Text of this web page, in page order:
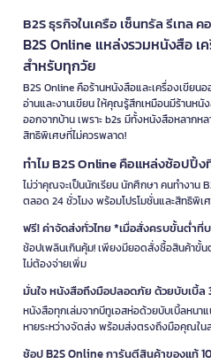
B2S ธุรกิจในเครือ เซ็นทรัล รีเทล
B2S Online แหล่งรวมหนังสือ เ
สำหรับทุกวัย
B2S Online คือร้านหนังสือและเครื่องเขียน
อ่านและงานเขียน ให้คุณรู้สึกเหมือนมีร้านหนั
ออกจากบ้าน เพราะ b2s มีทั้งหนังสือหลาก
สิทธิพิเศษที่ไม่ควรพลาด!
ทำไม B2S Online คือแหล่งช้อปปิ้
ไม่ว่าคุณจะเป็นนักเรียน นักศึกษา คนทำงา
ตลอด 24 ชั่วโมง พร้อมโปรโมชั่นและสิทธิพิเ
ฟรี! ค่าจัดส่งทั่วไทย *เมื่อสั่งครบขั้นต่ำที่
ช้อปเพลินเกินคุ้ม! เพียงมียอดสั่งซื้อสินค้าขั้
ไม่ต้องจ่ายเพิ่ม
มั่นใจ หนังสือถึงมือปลอดภัย ด้วยบับเบิ้ล
หนังสือทุกเล่มจากบีทูเอสห่อด้วยบับเบิ้ลหนา
หายระหว่างจัดส่ง พร้อมส่งตรงถึงมือคุณใ
ช้อป B2S Online การันตีสินค้าของแท้